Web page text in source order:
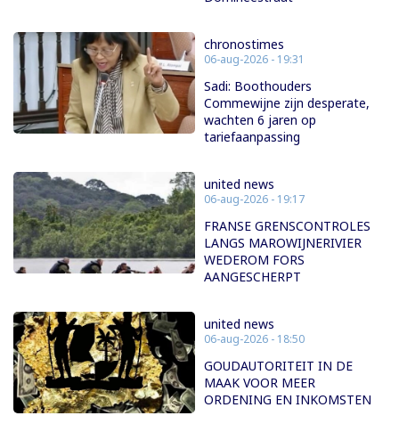
chronostimes
06-aug-2026 - 19:31
Sadi: Boothouders
Commewijne zijn desperate,
wachten 6 jaren op
tariefaanpassing
united news
06-aug-2026 - 19:17
FRANSE GRENSCONTROLES
LANGS MAROWIJNERIVIER
WEDEROM FORS
AANGESCHERPT
united news
06-aug-2026 - 18:50
GOUDAUTORITEIT IN DE
MAAK VOOR MEER
ORDENING EN INKOMSTEN